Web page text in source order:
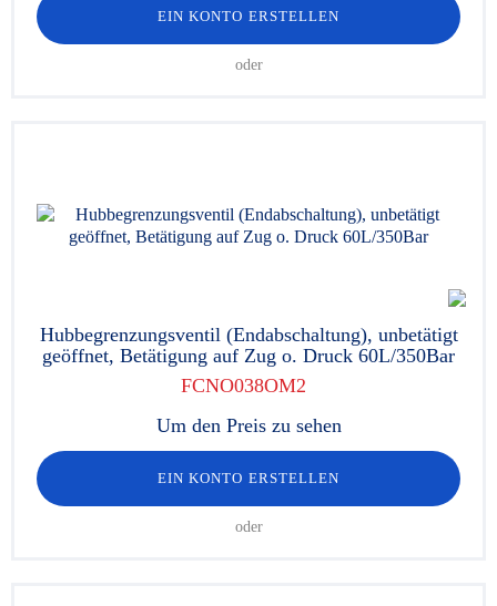
EIN KONTO ERSTELLEN
oder
Hubbegrenzungsventil (Endabschaltung), unbetätigt
geöffnet, Betätigung auf Zug o. Druck 60L/350Bar
FCNO038OM2
Um den Preis zu sehen
EIN KONTO ERSTELLEN
oder